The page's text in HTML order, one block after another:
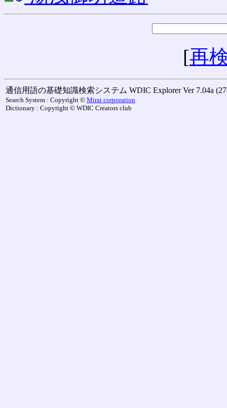
[再
通信用語の基礎知識検索システム WDIC Explorer Ver 7.04a
Search System : Copyright © Mirai corporation
Dictionary : Copyright © WDIC Creators club